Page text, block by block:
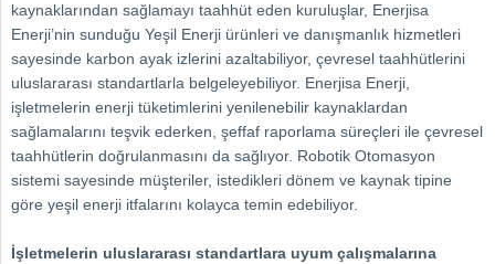
kaynaklarından sağlamayı taahhüt eden kuruluşlar, Enerjisa
Enerji’nin sunduğu Yeşil Enerji ürünleri ve danışmanlık hizmetleri
sayesinde karbon ayak izlerini azaltabiliyor, çevresel taahhütlerini
uluslararası standartlarla belgeleyebiliyor. Enerjisa Enerji,
işletmelerin enerji tüketimlerini yenilenebilir kaynaklardan
sağlamalarını teşvik ederken, şeffaf raporlama süreçleri ile çevresel
taahhütlerin doğrulanmasını da sağlıyor. Robotik Otomasyon
sistemi sayesinde müşteriler, istedikleri dönem ve kaynak tipine
göre yeşil enerji itfalarını kolayca temin edebiliyor.
İşletmelerin uluslararası standartlara uyum çalışmalarına